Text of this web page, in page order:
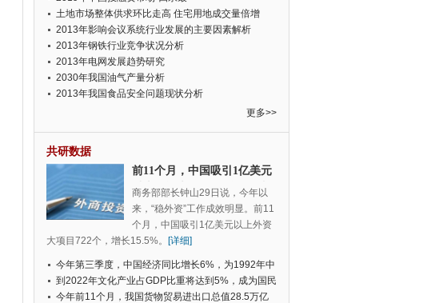
土地市场整体供求环比走高 住宅用地成交量倍增
2013年影响会议系统行业发展的主要因素解析
2013年钢铁行业竞争状况分析
2013年电网发展趋势研究
2030年我国油气产量分析
2013年我国食品安全问题现状分析
更多>>
共研数据
前11个月，中国吸引1亿美元
以上外资大项目722个，增长
15.5%
商务部部长钟山29日说，今年以
来，“稳外资”工作成效明显。前11
个月，中国吸引1亿美元以上外资
大项目722个，增长15.5%。 [详细]
今年第三季度，中国经济同比增长6%，为1992年中
国有季度数据以来的新低
到2022年文化产业占GDP比重将达到5%，成为国民
经济支柱产业
今年前11个月，我国货物贸易进出口总值28.5万亿